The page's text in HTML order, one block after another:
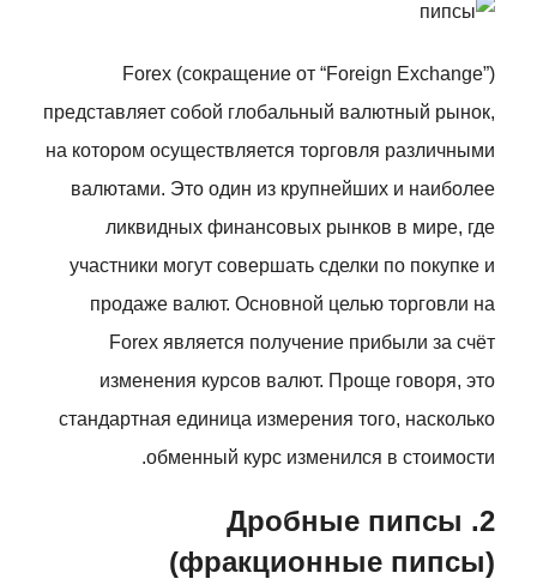
Forex (сокращение от “Foreign Exchange”)
представляет собой глобальный валютный рынок,
на котором осуществляется торговля различными
валютами. Это один из крупнейших и наиболее
ликвидных финансовых рынков в мире, где
участники могут совершать сделки по покупке и
продаже валют. Основной целью торговли на
Forex является получение прибыли за счёт
изменения курсов валют. Проще говоря, это
стандартная единица измерения того, насколько
обменный курс изменился в стоимости.
2. Дробные пипсы
(фракционные пипсы)